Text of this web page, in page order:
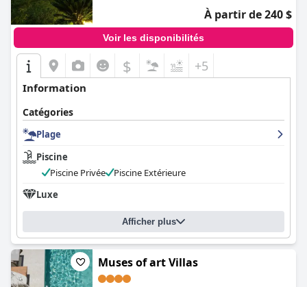
À partir de 240 $
Voir les disponibilités
$ +5
Information
Catégories
Plage
Piscine
Piscine Privée
Piscine Extérieure
Luxe
Afficher plus
Muses of art Villas